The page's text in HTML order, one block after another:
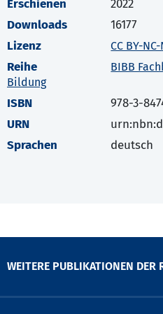
Erschienen
2022
Downloads
16177
Lizenz
CC BY-
Reihe
BIBB
Bildung
ISBN
978-3-
URN
Sprachen
deutsch
WEITERE PUBLIKATIONEN DER